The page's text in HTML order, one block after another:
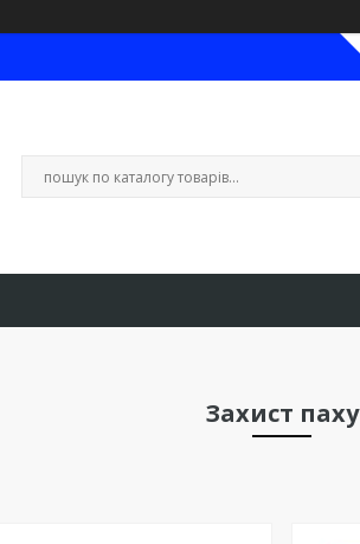
Захист паху